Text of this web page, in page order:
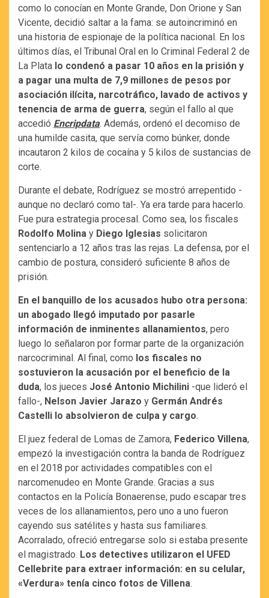
como lo conocían en Monte Grande, Don Orione y San
Vicente, decidió saltar a la fama: se autoincriminó en
una historia de espionaje de la política nacional. En los
últimos días, el Tribunal Oral en lo Criminal Federal 2 de
La Plata lo condenó a pasar 10 años en la prisión y
a pagar una multa de 7,9 millones de pesos por
asociación ilícita, narcotráfico, lavado de activos y
tenencia de arma de guerra, según el fallo al que
accedió Encripdata. Además, ordenó el decomiso de
una humilde casita, que servía como búnker, donde
incautaron 2 kilos de cocaína y 5 kilos de sustancias de
corte.
Durante el debate, Rodríguez se mostró arrepentido -
aunque no declaró como tal-. Ya era tarde para hacerlo.
Fue pura estrategia procesal. Como sea, los fiscales
Rodolfo Molina y Diego Iglesias solicitaron
sentenciarlo a 12 años tras las rejas. La defensa, por el
cambio de postura, consideró suficiente 8 años de
prisión.
En el banquillo de los acusados hubo otra persona:
un abogado llegó imputado por pasarle
información de inminentes allanamientos, pero
luego lo señalaron por formar parte de la organización
narcocriminal. Al final, como los fiscales no
sostuvieron la acusación por el beneficio de la
duda, los jueces José Antonio Michilini -que lideró el
fallo-, Nelson Javier Jarazo y Germán Andrés
Castelli lo absolvieron de culpa y cargo.
El juez federal de Lomas de Zamora, Federico Villena,
empezó la investigación contra la banda de Rodríguez
en el 2018 por actividades compatibles con el
narcomenudeo en Monte Grande. Gracias a sus
contactos en la Policía Bonaerense, pudo escapar tres
veces de los allanamientos, pero uno a uno fueron
cayendo sus satélites y hasta sus familiares.
Acorralado, ofreció entregarse solo si estaba presente
el magistrado. Los detectives utilizaron el UFED
Cellebrite para extraer información: en su celular,
«Verdura» tenía cinco fotos de Villena.